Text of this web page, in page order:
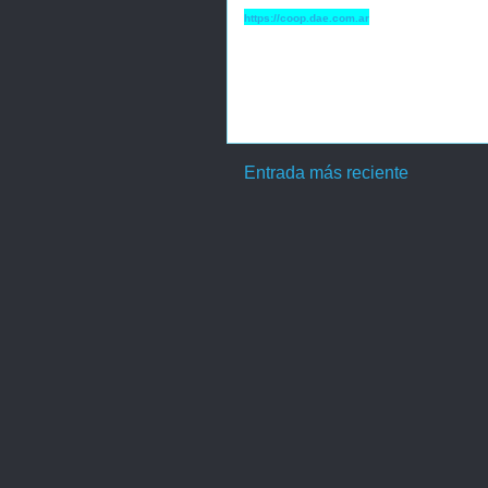
https://coop.dae.com.ar
Entrada más reciente